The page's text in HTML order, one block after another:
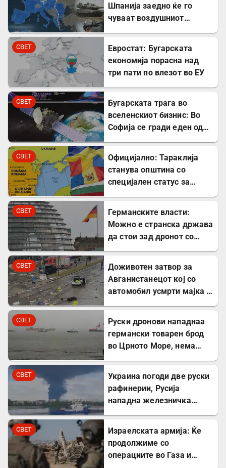
Шпанија заедно ќе го
чуваат воздушниот
СВЕТ
Евростат: Бугарската
економија порасна над
три пати по влезот во ЕУ
СВЕТ
Бугарската трага во
вселенскиот бизнис: Во
Софија се гради еден од
центри во Европа
СВЕТ
Официјално: Тараклија
станува општина со
специјален статус за
СВЕТ
Германските власти:
Можно е странска држава
да стои зад дронот со
СВЕТ
Доживотен затвор за
Авганистанецот кој со
автомобил усмрти мајка и
СВЕТ
Руски дронови нападнаа
германски товарен брод
во Црното Море, нема
СВЕТ
Украина погоди две руски
рафинерии, Русија
нападна железничка
СВЕТ
Израелската армија: Ќе
продолжиме со
операциите во Газа и